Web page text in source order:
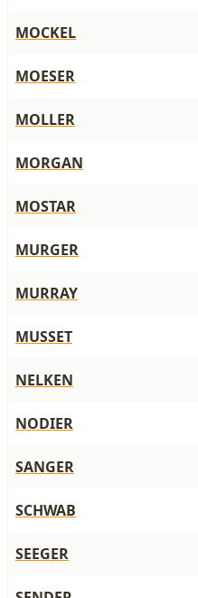
MOCKEL
MOESER
MOLLER
MORGAN
MOSTAR
MURGER
MURRAY
MUSSET
NELKEN
NODIER
SANGER
SCHWAB
SEEGER